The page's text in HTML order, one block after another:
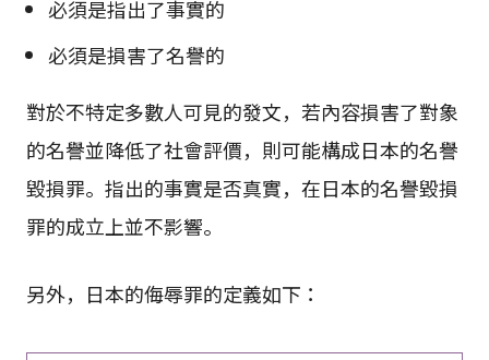
必須是指出了事實的
必須是損害了名譽的
對於不特定多數人可見的發文，若內容損害了對象
的名譽並降低了社會評價，則可能構成日本的名譽
毀損罪。指出的事實是否真實，在日本的名譽毀損
罪的成立上並不影響。
另外，日本的侮辱罪的定義如下：